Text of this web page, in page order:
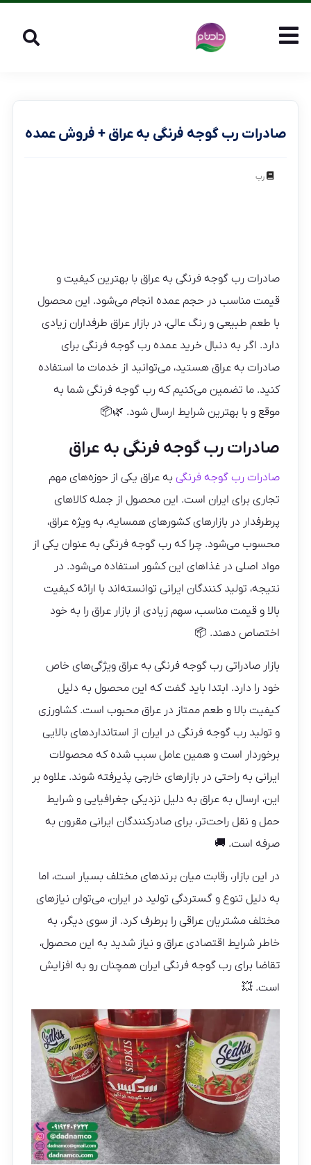
صادرات رب گوجه فرنگی به عراق + فروش عمده
رب
صادرات رب گوجه فرنگی به عراق با بهترین کیفیت و
قیمت مناسب در حجم عمده انجام می‌شود. این محصول
با طعم طبیعی و رنگ عالی، در بازار عراق طرفداران زیادی
دارد. اگر به دنبال خرید عمده رب گوجه فرنگی برای
صادرات به عراق هستید، می‌توانید از خدمات ما استفاده
کنید. ما تضمین می‌کنیم که رب گوجه فرنگی شما به
موقع و با بهترین شرایط ارسال شود. 🌿📦
صادرات رب گوجه فرنگی به عراق
صادرات رب گوجه فرنگی به عراق یکی از حوزه‌های مهم
تجاری برای ایران است. این محصول از جمله کالاهای
پرطرفدار در بازارهای کشورهای همسایه، به ویژه عراق،
محسوب می‌شود. چرا که رب گوجه فرنگی به عنوان یکی از
مواد اصلی در غذاهای این کشور استفاده می‌شود. در
نتیجه، تولید کنندگان ایرانی توانسته‌اند با ارائه کیفیت
بالا و قیمت مناسب، سهم زیادی از بازار عراق را به خود
اختصاص دهند. 📦
بازار صادراتی رب گوجه فرنگی به عراق ویژگی‌های خاص
خود را دارد. ابتدا باید گفت که این محصول به دلیل
کیفیت بالا و طعم ممتاز در عراق محبوب است. کشاورزی
و تولید رب گوجه فرنگی در ایران از استانداردهای بالایی
برخوردار است و همین عامل سبب شده که محصولات
ایرانی به راحتی در بازارهای خارجی پذیرفته شوند. علاوه بر
این، ارسال به عراق به دلیل نزدیکی جغرافیایی و شرایط
حمل و نقل راحت‌تر، برای صادرکنندگان ایرانی مقرون به
صرفه است. 🚚
در این بازار، رقابت میان برندهای مختلف بسیار است، اما
به دلیل تنوع و گستردگی تولید در ایران، می‌توان نیازهای
مختلف مشتریان عراقی را برطرف کرد. از سوی دیگر، به
خاطر شرایط اقتصادی عراق و نیاز شدید به این محصول،
تقاضا برای رب گوجه فرنگی ایران همچنان رو به افزایش
است. 💥